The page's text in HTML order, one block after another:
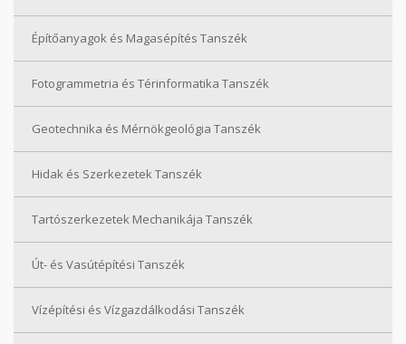
Építőanyagok és Magasépítés Tanszék
Fotogrammetria és Térinformatika Tanszék
Geotechnika és Mérnökgeológia Tanszék
Hidak és Szerkezetek Tanszék
Tartószerkezetek Mechanikája Tanszék
Út- és Vasútépítési Tanszék
Vízépítési és Vízgazdálkodási Tanszék